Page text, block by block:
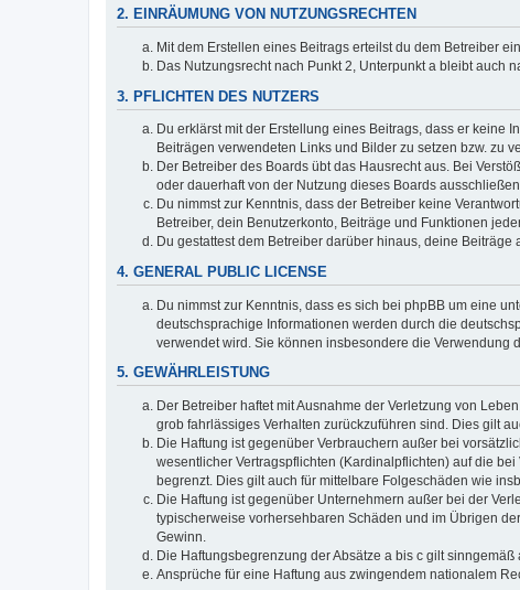
2. EINRÄUMUNG VON NUTZUNGSRECHTEN
Mit dem Erstellen eines Beitrags erteilst du dem Betreiber
Das Nutzungsrecht nach Punkt 2, Unterpunkt a bleibt auch
3. PFLICHTEN DES NUTZERS
Du erklärst mit der Erstellung eines Beitrags, dass er keine
Beiträgen verwendeten Links und Bilder zu setzen bzw. zu
Der Betreiber des Boards übt das Hausrecht aus. Bei
oder dauerhaft von der Nutzung dieses Boards
Du nimmst zur Kenntnis, dass der Betreiber keine
Betreiber, dein Benutzerkonto, Beiträge und Funktionen
Du gestattest dem Betreiber darüber hinaus, deine
4. GENERAL PUBLIC LICENSE
Du nimmst zur Kenntnis, dass es sich bei phpBB um eine
deutschsprachige Informationen werden durch die
verwendet wird. Sie können insbesondere die Verwendung
5. GEWÄHRLEISTUNG
Der Betreiber haftet mit Ausnahme der Verletzung von
grob fahrlässiges Verhalten zurückzuführen sind. Dies gilt
Die Haftung ist gegenüber Verbrauchern außer bei
wesentlicher Vertragspflichten (Kardinalpflichten) auf die
begrenzt. Dies gilt auch für mittelbare Folgeschäden wie
Die Haftung ist gegenüber Unternehmern außer bei der
typischerweise vorhersehbaren Schäden und im Übrigen
Gewinn.
Die Haftungsbegrenzung der Absätze a bis c gilt
Ansprüche für eine Haftung aus zwingendem nationalem